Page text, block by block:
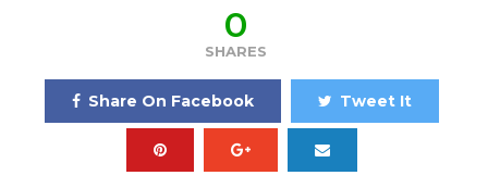
0
SHARES
Share On Facebook Tweet It